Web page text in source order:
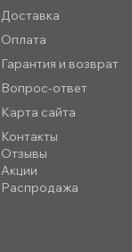
Доставка
Оплата
Гарантия и возврат
Вопрос-ответ
Карта сайта
Контакты
Отзывы
Акции
Распродажа